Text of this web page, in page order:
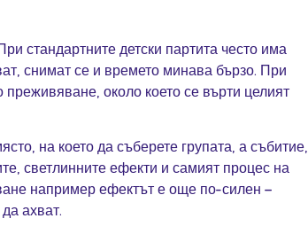
стандартните детски партита често има
снимат се и времето минава бързо. При
около което се върти целият
на което да съберете групата, а събитие,
светлинните ефекти и самият процес на
например ефектът е още по-силен –
ахват.